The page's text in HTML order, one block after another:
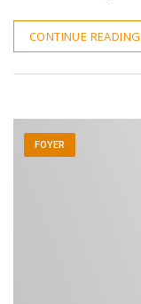
CONTINUE READING
FOYER